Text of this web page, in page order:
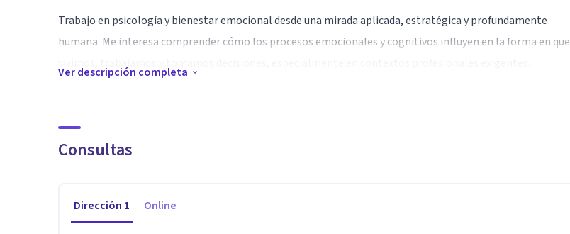
Trabajo en psicología y bienestar emocional desde una mirada aplicada, estratégica y profundamente
humana. Me interesa comprender cómo los procesos emocionales y cognitivos influyen en la forma en que
clínica y una lectura amplia de los entornos en los que nos desarrollamos. No trabajo con soluciones
rápidas ni discursos simplificados, sino creando espacios de pausa, análisis y diálogo donde lo importante
Mi enfoque combina acompañamiento individual y participación en proyectos colectivos, tanto en
Ver descripción completa
Consultas
Dirección 1 Online